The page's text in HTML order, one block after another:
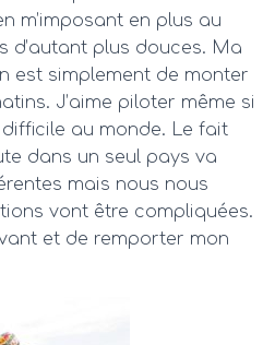
m’imposant en plus au
d’autant plus douces. Ma
est simplement de monter
J’aime piloter même si
au monde. Le fait
dans un seul pays va
mais nous nous
vont être compliquées.
et de remporter mon